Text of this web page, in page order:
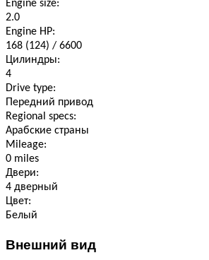
Engine size:
2.0
Engine HP:
168 (124) / 6600
Цилиндры:
4
Drive type:
Передний привод
Regional specs:
Арабские страны
Mileage:
0 miles
Двери:
4 дверный
Цвет:
Белый
Внешний вид